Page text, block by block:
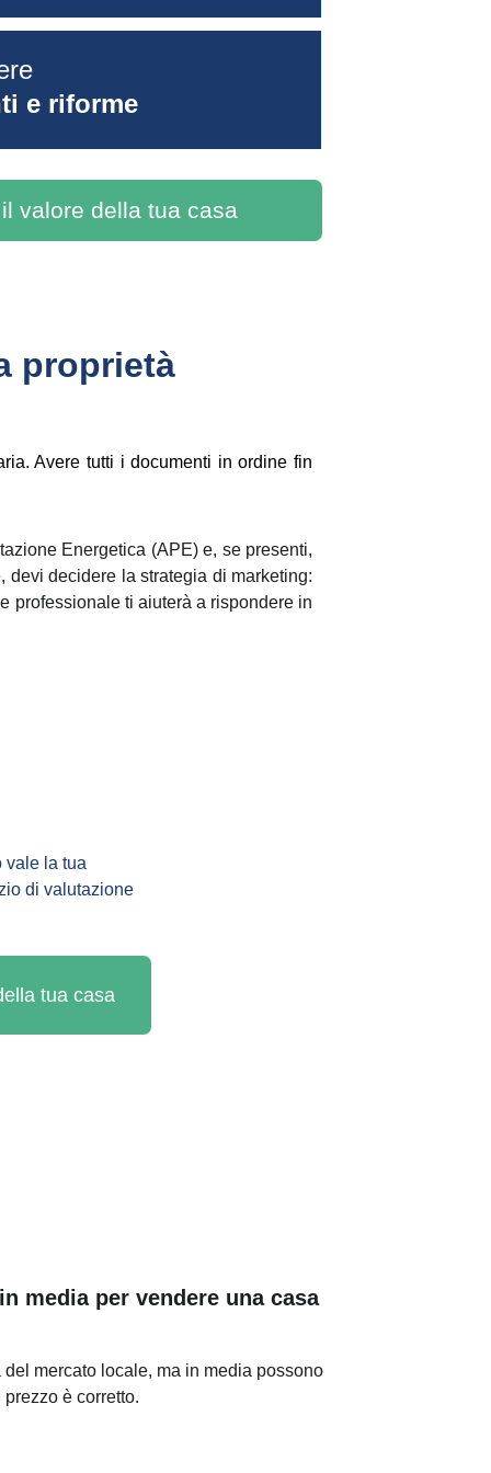
valore della tua casa
e riforme
proprietà
Avere tutti i documenti in ordine fin
Energetica (APE) e, se presenti,
decidere la strategia di marketing:
professionale ti aiuterà a rispondere in
tua casa
vale la tua
di valutazione
media per vendere una casa
del mercato locale, ma in media possono
è corretto.